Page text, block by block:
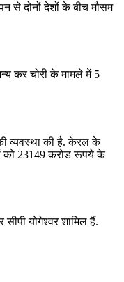
से दोनों देशों के बीच मौसम
कर चोरी के मामले में 5
व्‍यवस्‍था की है. केरल के
को 23149 करोड रूपये के
योगेश्वर शामिल हैं.